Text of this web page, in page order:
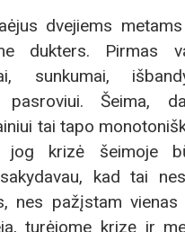
dvejiems
dukters. Pirmas
sunkumai,
pasroviui. Šeima,
tai tapo
jog krizė šeimoje
kad tai
nes pažįstam
turėjome krizę ir